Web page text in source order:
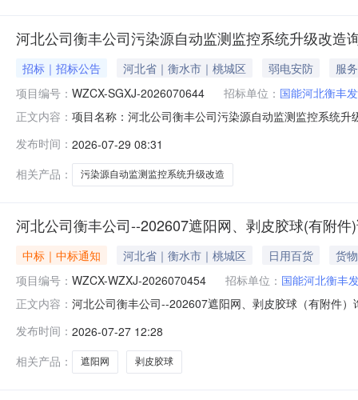
河北公司衡丰公司污染源自动监测监控系统升级改造
招标｜招标公告 河北省｜衡水市｜桃城区 弱电安防
服务
项目编号： WZCX-SGXJ-2026070644 招标单位： 国能河北衡丰
正文内容： 项目名称：河北公司衡丰公司污染源自动监测监控系统
造合同至少1个，报价人须提供符合本采购要求的业绩合
（开票时间2023-
发布时间： 2026-07-29 08:31
相关产品：
污染源自动监测监控系统升级改造
河北公司衡丰公司--202607遮阳网、剥皮胶球(有附件
中标｜中标通知 河北省｜衡水市｜桃城区 日用百货
货物
项目编号： WZCX-WZXJ-2026070454 招标单位： 国能河北衡丰
正文内容： 河北公司衡丰公司--202607遮阳网、剥皮胶球（有附件
门负责受理采购投诉。异议接收单位：国能诚信（北京
发布时间： 2026-07-27 12:28
相关产品：
遮阳网 剥皮胶球